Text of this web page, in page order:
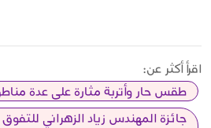
اقرأ أكثر عن:
طقس حار وأتربة مثارة على عدة
جائزة المهندس زياد الزهراني